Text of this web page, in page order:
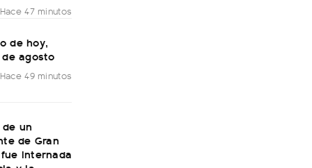
Hace 47 minutos
de hoy,
agosto
Hace 49 minutos
un
de Gran
internada